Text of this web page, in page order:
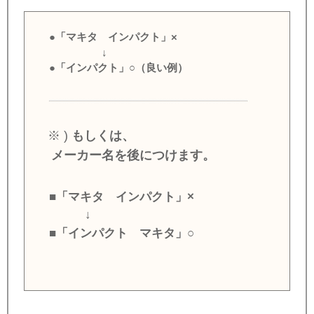
●「マキタ インパクト」×
↓
●「インパクト」○（良い例）
※ ) もしくは、
メーカー名を後につけます。
■「マキタ インパクト」×
↓
■「インパクト マキタ」○